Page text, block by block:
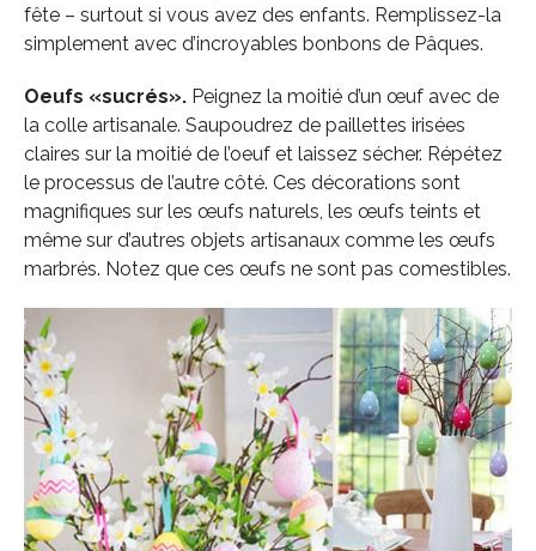
fête – surtout si vous avez des enfants. Remplissez-la
simplement avec d’incroyables bonbons de Pâques.
Oeufs «sucrés».Peignez la moitié d’un œuf avec de
la colle artisanale. Saupoudrez de paillettes irisées
claires sur la moitié de l’oeuf et laissez sécher. Répétez
le processus de l’autre côté. Ces décorations sont
magnifiques sur les œufs naturels, les œufs teints et
même sur d’autres objets artisanaux comme les œufs
marbrés. Notez que ces œufs ne sont pas comestibles.